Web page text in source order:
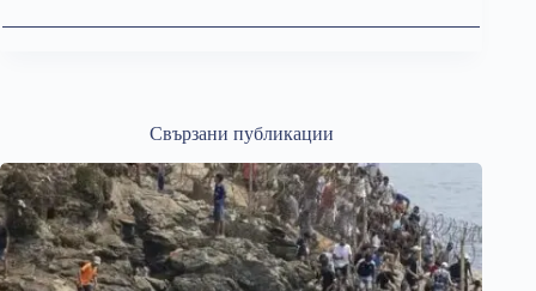
Свързани публикации